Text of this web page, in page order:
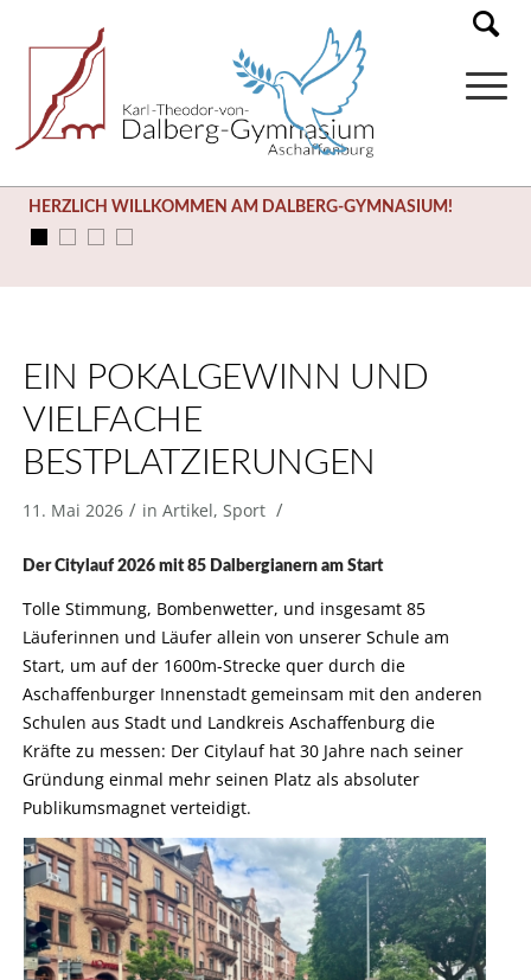
SOMMERFERIEN (03.08. – 14.09.)
EIN POKALGEWINN UND
VIELFACHE
BESTPLATZIERUNGEN
11. Mai 2026 / in Artikel, Sport /
Der Citylauf 2026 mit 85 Dalbergianern am Start
Tolle Stimmung, Bombenwetter, und insgesamt 85
Läuferinnen und Läufer allein von unserer Schule am
Start, um auf der 1600m-Strecke quer durch die
Aschaffenburger Innenstadt gemeinsam mit den anderen
Schulen aus Stadt und Landkreis Aschaffenburg die
Kräfte zu messen: Der Citylauf hat 30 Jahre nach seiner
Gründung einmal mehr seinen Platz als absoluter
Publikumsmagnet verteidigt.